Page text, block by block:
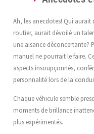
Ah, les anecdotes! Qui aurait
routier, aurait dévoilé un
une aisance déconcertante?
manuel ne pourrait le faire.
aspects insoupçonnés,
personnalité lors de la
Chaque véhicule semble
moments de brillance
plus expérimentés.